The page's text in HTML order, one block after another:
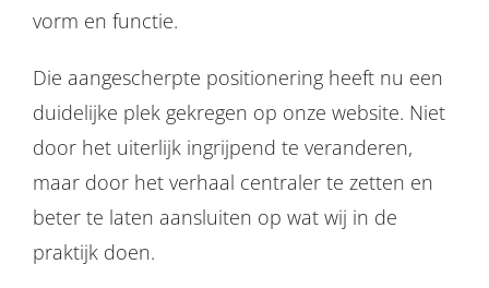
vorm en functie.
Die aangescherpte positionering heeft nu een
duidelijke plek gekregen op onze website. Niet
door het uiterlijk ingrijpend te veranderen,
maar door het verhaal centraler te zetten en
beter te laten aansluiten op wat wij in de
praktijk doen.